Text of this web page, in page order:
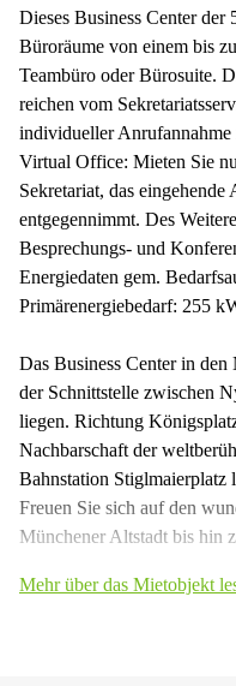
Dieses Business Center der
Büroräume von einem bis
Teambüro oder Bürosuite.
reichen vom
individueller
Virtual Office: Mieten Sie
Sekretariat, das
entgegennimmt. Des
Besprechungs- und
Energiedaten gem.
Primärenergiebedarf: 255
Das Business Center in
der Schnittstelle zwischen
liegen. Richtung
Nachbarschaft der
Bahnstation Stiglmaierplatz
Freuen Sie sich auf den
Münchener Altstadt bis hin
Mehr über das Mietobjekt